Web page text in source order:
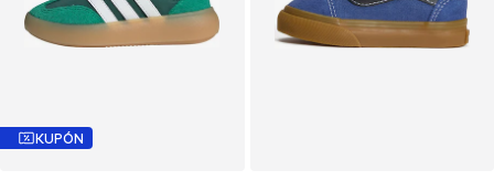
KUPÓN